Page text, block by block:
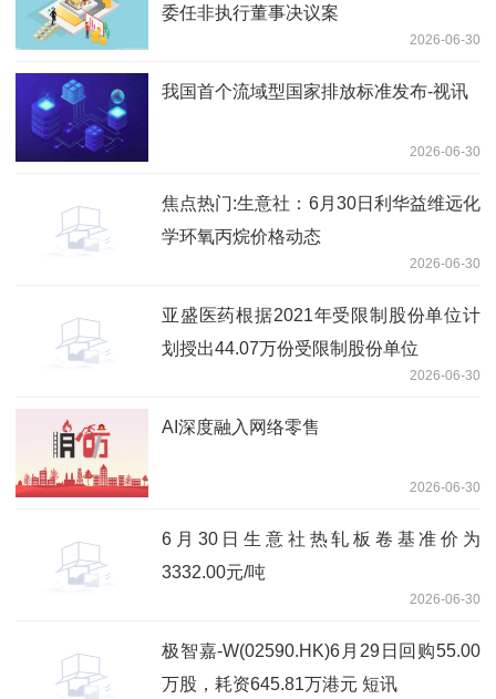
委任非执行董事决议案
2026-06-30
我国首个流域型国家排放标准发布-视讯
2026-06-30
焦点热门:生意社：6月30日利华益维远化
学环氧丙烷价格动态
2026-06-30
亚盛医药根据2021年受限制股份单位计
划授出44.07万份受限制股份单位
2026-06-30
AI深度融入网络零售
2026-06-30
6月30日生意社热轧板卷基准价为
3332.00元/吨
2026-06-30
极智嘉-W(02590.HK)6月29日回购55.00
万股，耗资645.81万港元 短讯